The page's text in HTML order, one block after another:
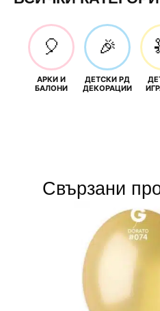
🎈
АРКИ И
БАЛОНИ
🎉
ДЕТСКИ РД
ДЕКОРАЦИИ
Свързани